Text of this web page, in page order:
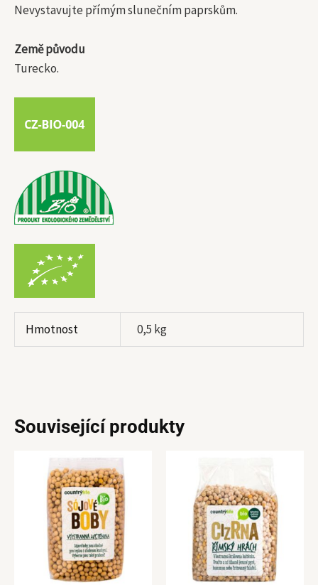
Nevystavujte přímým slunečním paprskům.
Země původu
Turecko.
Hmotnost 0,5 kg
Související produkty